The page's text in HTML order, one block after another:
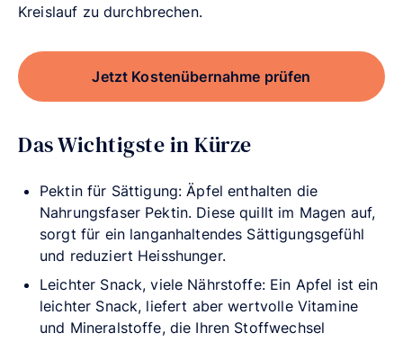
Kreislauf zu durchbrechen.
Jetzt Kostenübernahme prüfen
Das Wichtigste in Kürze
Pektin für Sättigung: Äpfel enthalten die
Nahrungsfaser Pektin. Diese quillt im Magen auf,
sorgt für ein langanhaltendes Sättigungsgefühl
und reduziert Heisshunger.
Leichter Snack, viele Nährstoffe: Ein Apfel ist ein
leichter Snack, liefert aber wertvolle Vitamine
und Mineralstoffe, die Ihren Stoffwechsel